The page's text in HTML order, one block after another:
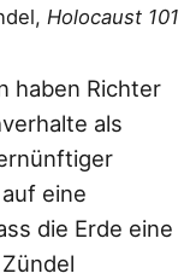
Holocaust 101
haben Richter
als
eine
die Erde eine